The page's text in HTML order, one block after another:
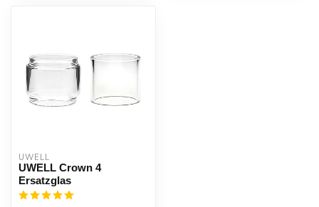
UWELL
UWELL Crown 4
Ersatzglas